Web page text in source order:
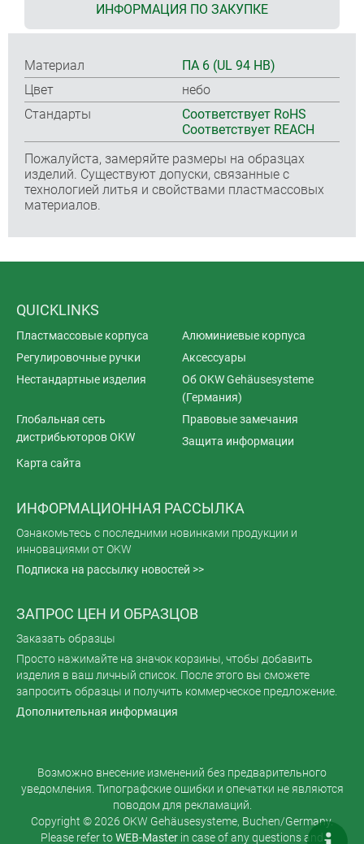
ИНФОРМАЦИЯ ПО ЗАКУПКЕ
Материал
ПА 6 (UL 94 HB)
Цвет
небо
Стандарты
Соответствует RoHS
Соответствует REACH
Пожалуйста, замеряйте размеры на образцах
изделий. Существуют допуски, связанные с
технологией литья и свойствами пластмассовых
материалов.
QUICKLINKS
Пластмассовые корпуса
Алюминиевые корпуса
Регулировочные ручки
Аксессуары
Нестандартные изделия
Об OKW Gehäusesysteme
(Германия)
Глобальная сеть
дистрибьюторов OKW
Правовые замечания
Защита информации
Карта сайта
ИНФОРМАЦИОННАЯ РАССЫЛКА
Ознакомьтесь с последними новинками продукции и
инновациями от OKW
Подписка на рассылку новостей >>
ЗАПРОС ЦЕН И ОБРАЗЦОВ
Заказать образцы
Просто нажимайте на значок корзины, чтобы добавить
изделия в ваш личный список. После этого вы сможете
запросить образцы и получить коммерческое предложение.
Дополнительная информация
Возможно внесение изменений без предварительного
уведомления. Типографские ошибки и опечатки не являются
поводом для рекламаций.
Copyright © 2026 OKW Gehäusesysteme, Buchen/Germany.
Please refer toWEB-Master in case of any questions and